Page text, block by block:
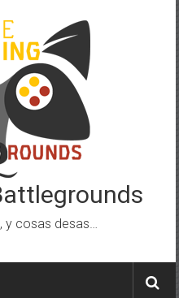
y cosas desas…